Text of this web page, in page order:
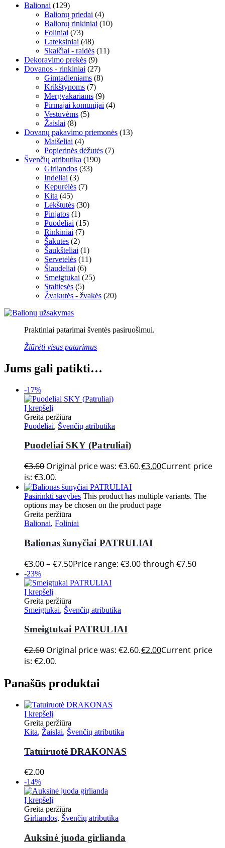
Balionai (129)
Balionų priedai (4)
Balionų rinkiniai (10)
Foliniai (73)
Lateksiniai (48)
Skaičiai - raidės (11)
Dekoravimo prekės (9)
Dovanos - rinkiniai (27)
Gimtadieniams (8)
Krikštynoms (7)
Mergvakariams (9)
Pirmajai komunijai (4)
Vestuvėms (5)
Žaislai (8)
Dovanų pakavimo priemonės (13)
Maišeliai (4)
Popierinės dėžutės (7)
Švenčių atributika (190)
Girliandos (33)
Indeliai (3)
Kepurėlės (7)
Kita (45)
Lėkštutės (30)
Pinjatos (1)
Puodeliai (15)
Rinkiniai (7)
Šakutės (2)
Šaukšteliai (1)
Servetėlės (11)
Šiaudeliai (6)
Smeigtukai (25)
Staltiesės (5)
Žvakutės - žvakės (20)
Praktiniai patarimai šventės pasiruošimui.
Žiūrėti visus patarimus
Jums gali patikti…
-17%
Į krepšelį
Greita peržiūra
Puodeliai, Švenčių atributika
Puodeliai SKY (Patruliai)
€3.60 Original price was: €3.60.€3.00Current price
is: €3.00.
Pasirinkti savybes This product has multiple variants. The
options may be chosen on the product page
Greita peržiūra
Balionai, Foliniai
Balionas šunyčiai PATRULIAI
€3.00 – €7.50Price range: €3.00 through €7.50
-23%
Į krepšelį
Greita peržiūra
Smeigtukai, Švenčių atributika
Smeigtukai PATRULIAI
€2.60 Original price was: €2.60.€2.00Current price
is: €2.00.
Panašūs produktai
Į krepšelį
Greita peržiūra
Kita, Žaislai, Švenčių atributika
Tatuiruotė DRAKONAS
€2.00
-14%
Į krepšelį
Greita peržiūra
Girliandos, Švenčių atributika
Auksinė juoda girlianda